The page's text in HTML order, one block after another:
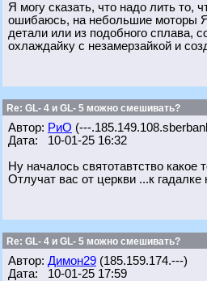
Я могу сказать, что надо лить то,
ошибаюсь, на небольшие моторы
детали или из подобного сплава,
охлаждайку с незамерзайкой и
Re: GL- 4 и GL- 5 можно смешивать?
Автор: РиО (---
Дата: 10-01-25 16:32
Ну началось святотавтство какое
Отлучат вас от церкви ...к гадалке
Re: GL- 4 и GL- 5 можно смешивать?
Автор: Димон29 (185.159.174.---)
Дата: 10-01-25 17:59